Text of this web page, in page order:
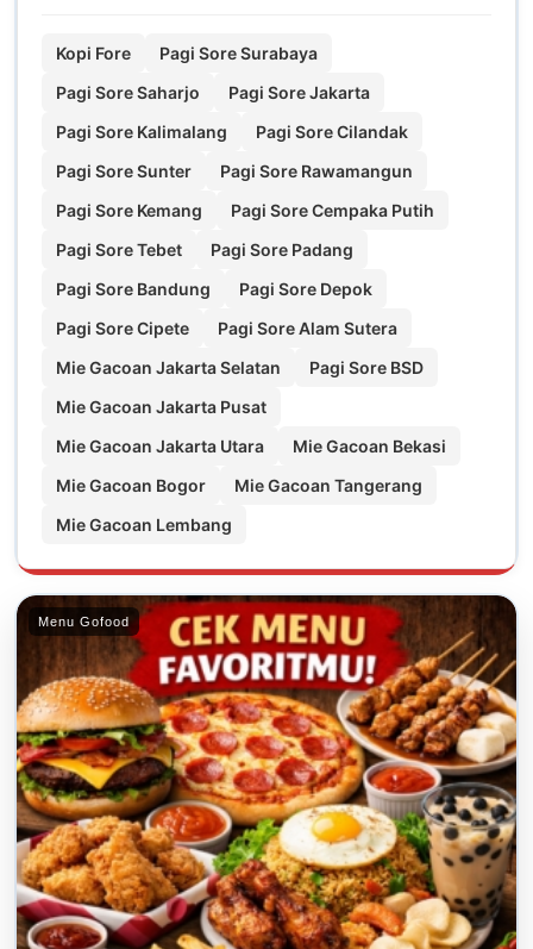
Kopi Fore
Pagi Sore Surabaya
Pagi Sore Saharjo
Pagi Sore Jakarta
Pagi Sore Kalimalang
Pagi Sore Cilandak
Pagi Sore Sunter
Pagi Sore Rawamangun
Pagi Sore Kemang
Pagi Sore Cempaka Putih
Pagi Sore Tebet
Pagi Sore Padang
Pagi Sore Bandung
Pagi Sore Depok
Pagi Sore Cipete
Pagi Sore Alam Sutera
Mie Gacoan Jakarta Selatan
Pagi Sore BSD
Mie Gacoan Jakarta Pusat
Mie Gacoan Jakarta Utara
Mie Gacoan Bekasi
Mie Gacoan Bogor
Mie Gacoan Tangerang
Mie Gacoan Lembang
Menu Gofood